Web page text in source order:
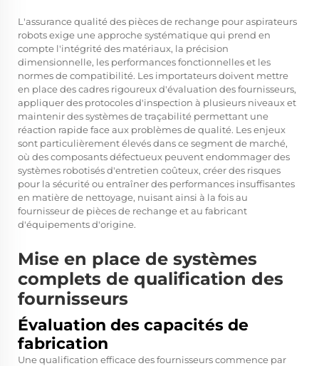
L'assurance qualité des pièces de rechange pour aspirateurs
robots exige une approche systématique qui prend en
compte l'intégrité des matériaux, la précision
dimensionnelle, les performances fonctionnelles et les
normes de compatibilité. Les importateurs doivent mettre
en place des cadres rigoureux d'évaluation des fournisseurs,
appliquer des protocoles d'inspection à plusieurs niveaux et
maintenir des systèmes de traçabilité permettant une
réaction rapide face aux problèmes de qualité. Les enjeux
sont particulièrement élevés dans ce segment de marché,
où des composants défectueux peuvent endommager des
systèmes robotisés d'entretien coûteux, créer des risques
pour la sécurité ou entraîner des performances insuffisantes
en matière de nettoyage, nuisant ainsi à la fois au
fournisseur de pièces de rechange et au fabricant
d'équipements d'origine.
Mise en place de systèmes
complets de qualification des
fournisseurs
Évaluation des capacités de
fabrication
Une qualification efficace des fournisseurs commence par